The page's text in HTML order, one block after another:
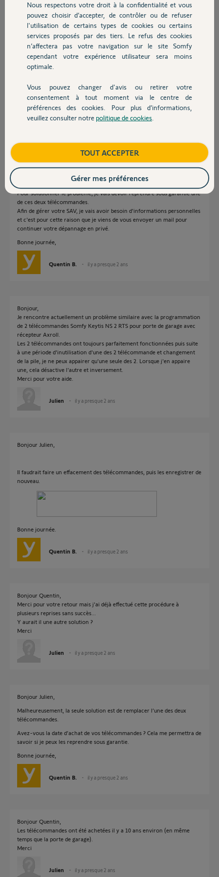
Chauffage
Autres produits
Devis avec un pro
Contact
sebastien E.
il y a presque 2 ans
Participer au fil de discussion
Réponses
Bonjour Sebastien,
par le même code.
A ce moment, le boitier électronique mémorise ce code pour les deux
télécommandes et les lient ensemble. Ce que provoque l'écrasement lors
Pour solutionner le problème, je vais devoir reprendre sous garantie une
de ces deux télécommandes.
Afin de gérer votre SAV, je vais avoir besoin d'informations personnelles
et c'est pour cette raison que je viens de vous envoyer un mail pour
continuer votre dépannage en privé.
Bonne journée,
Quentin B. il y a presque 2 ans
Bonjour,
Je rencontre actuellement un problème similaire avec la programmation
de 2 télécommandes Somfy Keytis NS 2 RTS pour porte de garage avec
récepteur Axroll.
Les 2 télécommandes ont toujours parfaitement fonctionnées puis suite
à une période d'inutilisation d'une des 2 télécommande et changement
de la pile, je ne peux appairer qu'une seule des 2. Lorsque j'en appaire
une, cela désactive l'autre et inversement.
Merci pour votre aide.
Julien il y a presque 2 ans
Bonjour Julien,
Il faudrait faire un effacement des télécommandes, puis les enregistrer de
nouveau.
Bonne journée.
Quentin B. il y a presque 2 ans
Bonjour Quentin,
Merci pour votre retour mais j'ai déjà effectué cette procédure à
plusieurs reprises sans succès...
Y aurait il une autre solution ?
Merci
Julien il y a presque 2 ans
Bonjour Julien,
Malheureusement, la seule solution est de remplacer l’une des deux
télécommandes.
Avez-vous la date d'achat de vos télécommandes ? Cela me permettra de
savoir si je peux les reprendre sous garantie.
Bonne journée,
Quentin B. il y a presque 2 ans
Bonjour Quentin,
Les télécommandes ont été achetées il y a 10 ans environ (en même
temps que la porte de garage).
Merci
Julien il y a presque 2 ans
Nous respectons votre droit à la confidentialité et vous
pouvez choisir d’accepter, de contrôler ou de refuser
l'utilisation de certains types de cookies ou certains
services proposés par des tiers. Le refus des cookies
n’affectera pas votre navigation sur le site Somfy
cependant votre expérience utilisateur sera moins
optimale.
Vous pouvez changer d'avis ou retirer votre
consentement à tout moment via le centre de
préférences des cookies. Pour plus d’informations,
veuillez consulter notre politique de cookies
TOUT ACCEPTER
Gérer mes préférences